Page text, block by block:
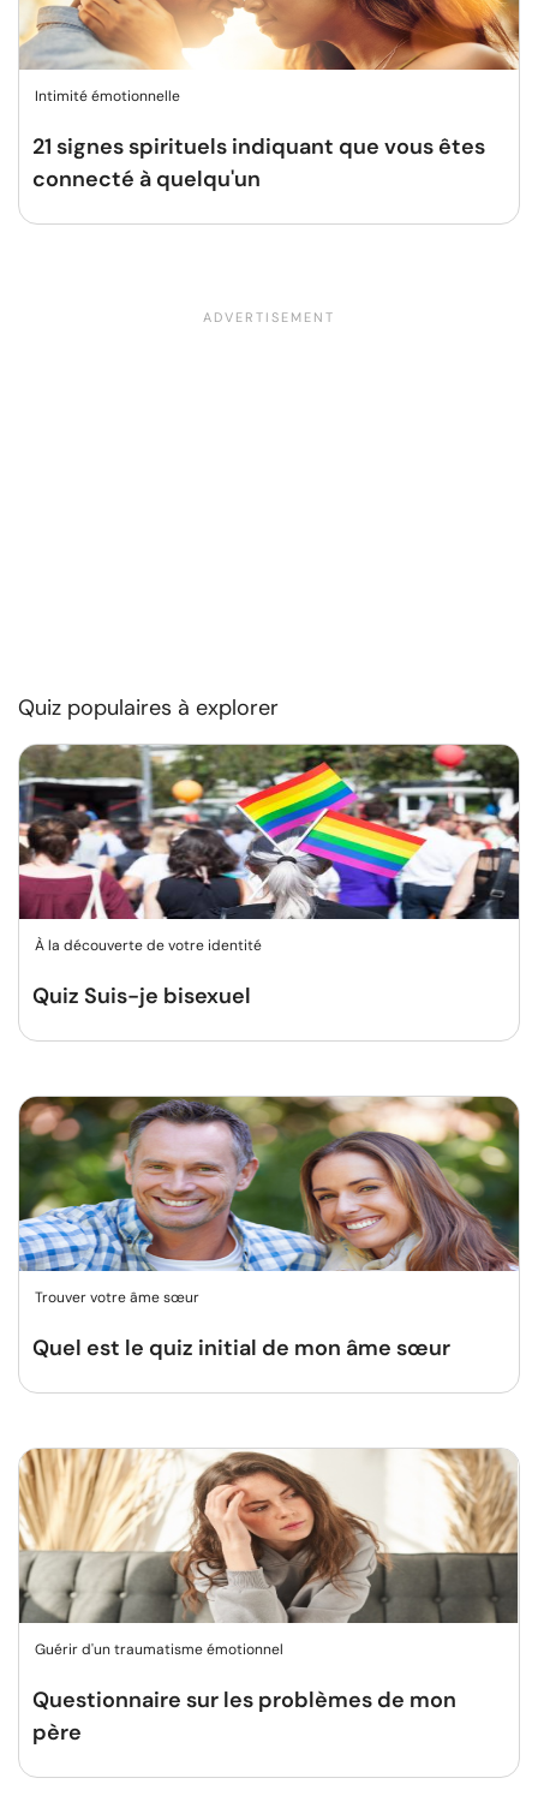
Intimité émotionnelle
21 signes spirituels indiquant que vous êtes
connecté à quelqu'un
Quiz populaires à explorer
À la découverte de votre identité
Quiz Suis-je bisexuel
Trouver votre âme sœur
Quel est le quiz initial de mon âme sœur
Guérir d'un traumatisme émotionnel
Questionnaire sur les problèmes de mon
père